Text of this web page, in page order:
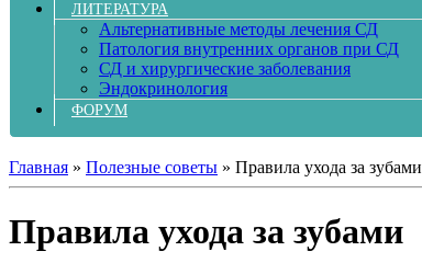
ЛИТЕРАТУРА
Альтернативные методы лечения СД
Патология внутренних органов при СД
СД и хирургические заболевания
Эндокринология
ФОРУМ
Главная » Полезные советы » Правила ухода за зубами
Правила ухода за зубами